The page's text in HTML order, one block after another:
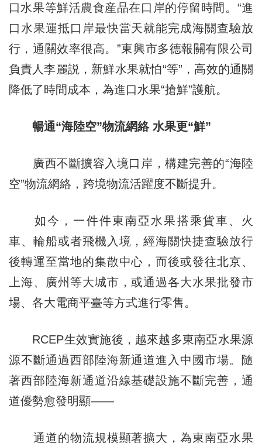
口水果等鮮活農食産品在口岸的停留時間。“進
口水果運抵口岸最快當天就能完成海關查驗放
行，通關效率很高。”東興市多德報關有限公司
負責人李麗説，新鮮水果就怕“等”，高效的通關
降低了時間成本，為進口水果“搶鮮”護航。
暢通“海陸空”物流網絡 水果更“鮮”
廣西不斷擴容入境口岸，構建完善的“海陸
空”物流網絡，跨境物流活躍度不斷提升。
如今，一件件東南亞水果搭乘貨車、火
車、輪船或者飛機入境，經海關快捷查驗放行
後轉運至當地的集散中心，而後或發往北京、
上海、廣州等大城市，或通過各大水果批發市
場、各大電商平臺等方式進行零售。
RCEP生效實施後，越來越多東南亞水果源
源不斷通過西部陸海新通道進入中國市場。隨
著西部陸海新通道沿線基礎設施不斷完善，通
道優勢愈發明顯——
通道的物流規模顯著擴大，為東南亞水果